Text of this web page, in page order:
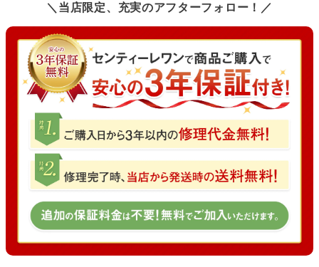
＼当店限定、充実のアフターフォロー！／